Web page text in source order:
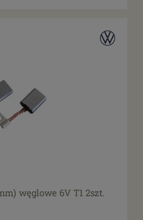
węglowe 6V T1 2szt.